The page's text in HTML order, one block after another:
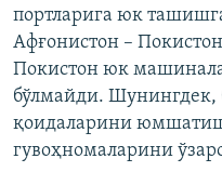
портларига юк
Афғонистон –
Покистон юк
бўлмайди.
қоидаларини
гувоҳномаларини